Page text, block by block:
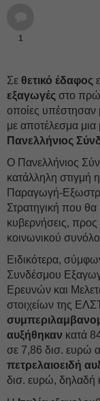
1
Σε θετικό έδαφος
εξαγωγές στο
οποίες υπέστησαν
με αποτέλεσμα μια
Πανελλήνιος
Ο Πανελλήνιος
κατάλληλη στιγμή
Παραγωγή-
Στρατηγική που θα
κυβερνήσεις, προς
κοινωνικού
Ειδικότερα,
Συνδέσμου
Ερευνών και
στοιχείων της
αυξήθηκαν κατά
σε 7,86 δισ. ευρώ
πετρελαιοειδή
δισ. ευρώ, δηλαδή